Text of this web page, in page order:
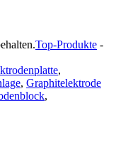
Top-Produkte -
,
, Graphitelektrode
,